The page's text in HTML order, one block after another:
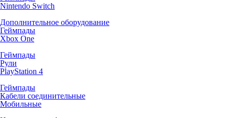
Nintendo Switch
Дополнительное оборудование
Геймпады
Xbox One
Геймпады
Рули
PlayStation 4
Геймпады
Кабели соединительные
Мобильные